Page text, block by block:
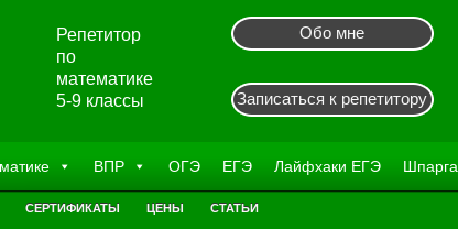
Репетитор
по
математике
5-9 классы
Обо мне
Записаться к репетитору
ВПР ОГЭ ЕГЭ Лайфхаки ЕГЭ
СЕРТИФИКАТЫ ЦЕНЫ СТАТЬИ